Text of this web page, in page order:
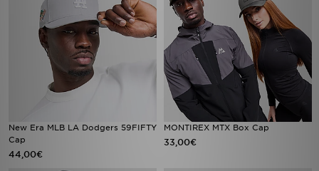
New Era MLB LA Dodgers 59FIFTY
Cap
44,00€
MONTIREX MTX Box Cap
33,00€